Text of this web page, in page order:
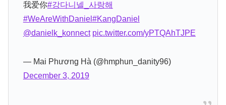
我爱你#강다니넬_사랑해
#WeAreWithDaniel #KangDaniel
@danielk_konnect pic.twitter.com/yPTQAhTJPE
— Mai Phương Hà (@hmphun_danity96)
December 3, 2019